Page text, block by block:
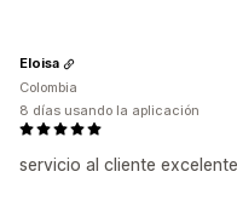
servicio al cliente
Eloisa
Colombia
8 días usando la aplicación